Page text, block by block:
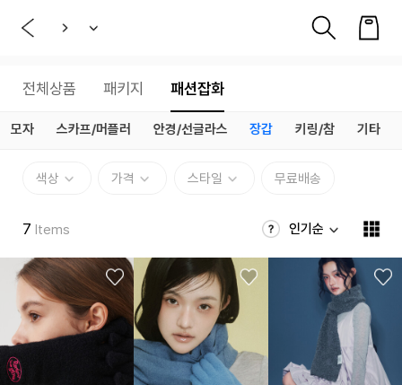
전체상품 패키지 패션잡화
모자 스카프/머플러 안경/선글라스 장갑 키링/참 기타
색상 가격 스타일 무료배송
7 Items 인기순